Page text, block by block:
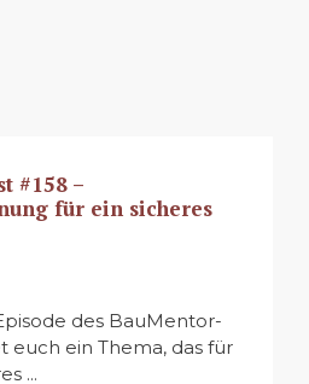
#158 –
für ein sicheres
des BauMentor-
euch ein Thema, das für
...